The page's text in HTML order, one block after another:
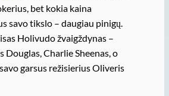
bet kokia kaina
savo tikslo – daugiau pinigų.
Holivudo žvaigždynas –
Douglas, Charlie Sheenas, o
garsus režisierius Oliveris